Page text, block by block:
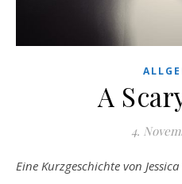
A
4.
Eine Kurzgeschichte von